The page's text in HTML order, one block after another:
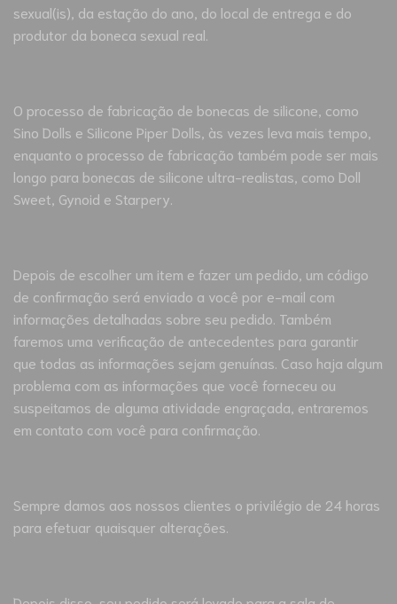
sexual(is), da estação do ano, do local de entrega e do
produtor da boneca sexual real.
O processo de fabricação de bonecas de silicone, como
Sino Dolls e Silicone Piper Dolls, às vezes leva mais tempo,
enquanto o processo de fabricação também pode ser mais
longo para bonecas de silicone ultra-realistas, como Doll
Sweet, Gynoid e Starpery.
Depois de escolher um item e fazer um pedido, um código
de confirmação será enviado a você por e-mail com
informações detalhadas sobre seu pedido. Também
faremos uma verificação de antecedentes para garantir
que todas as informações sejam genuínas. Caso haja algum
problema com as informações que você forneceu ou
suspeitamos de alguma atividade engraçada, entraremos
em contato com você para confirmação.
Sempre damos aos nossos clientes o privilégio de 24 horas
para efetuar quaisquer alterações.